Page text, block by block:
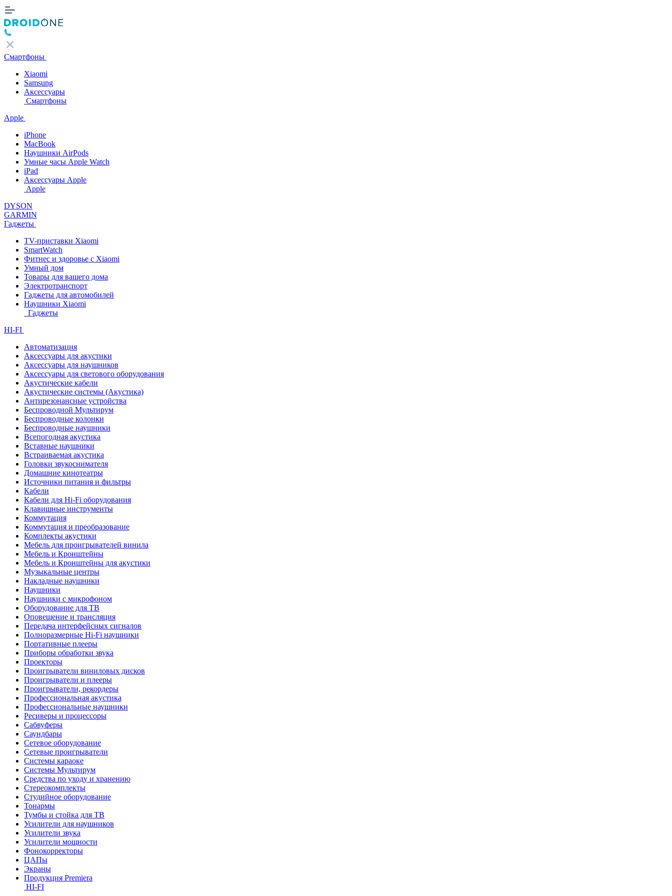
Смартфоны
Xiaomi
Samsung
Аксессуары
Смартфоны
Apple
iPhone
MacBook
Наушники AirPods
Умные часы Apple Watch
iPad
Аксессуары Apple
Apple
DYSON
GARMIN
Гаджеты
TV-приставки Xiaomi
SmartWatch
Фитнес и здоровье с Xiaomi
Умный дом
Товары для вашего дома
Электротранспорт
Гаджеты для автомобилей
Наушники Xiaomi
Гаджеты
HI-FI
Автоматизация
Аксессуары для акустики
Аксессуары для наушников
Аксессуары для светового оборудования
Акустические кабели
Акустические системы (Акустика)
Антирезонансные устройства
Беспроводной Мультирум
Беспроводные колонки
Беспроводные наушники
Всепогодная акустика
Вставные наушники
Встраиваемая акустика
Головки звукоснимателя
Домашние кинотеатры
Источники питания и фильтры
Кабели
Кабели для Hi-Fi оборудования
Клавишные инструменты
Коммутация
Коммутация и преобразование
Комплекты акустики
Мебель для проигрывателей винила
Мебель и Кронштейны
Мебель и Кронштейны для акустики
Музыкальные центры
Накладные наушники
Наушники
Наушники с микрофоном
Оборудование для ТВ
Оповещение и трансляция
Передача интерфейсных сигналов
Полноразмерные Hi-Fi наушники
Портативные плееры
Приборы обработки звука
Проекторы
Проигрыватели виниловых дисков
Проигрыватели и плееры
Проигрыватели, рекордеры
Профессиональная акустика
Профессиональные наушники
Ресиверы и процессоры
Сабвуферы
Саундбары
Сетевое оборудование
Сетевые проигрыватели
Системы караоке
Системы Мультирум
Средства по уходу и хранению
Стереокомплекты
Студийное оборудование
Тонармы
Тумбы и стойка для ТВ
Усилители для наушников
Усилители звука
Усилители мощности
Фонокорректоры
ЦАПы
Экраны
Продукция Premiera
HI-FI